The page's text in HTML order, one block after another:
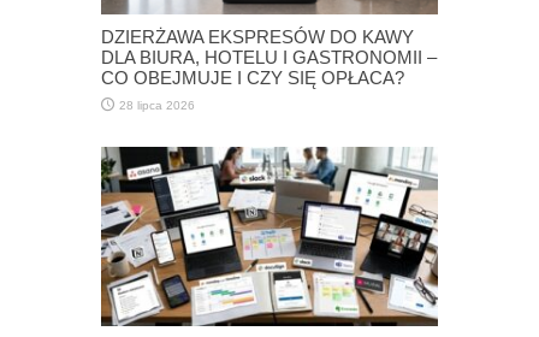
DZIERŻAWA EKSPRESÓW DO KAWY
DLA BIURA, HOTELU I GASTRONOMII –
CO OBEJMUJE I CZY SIĘ OPŁACA?
28 lipca 2026